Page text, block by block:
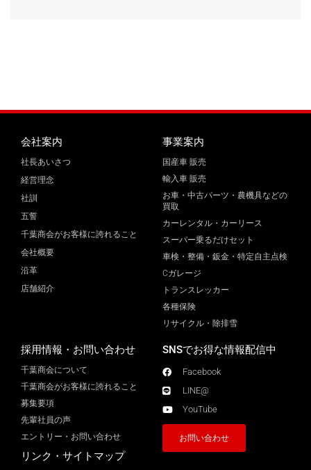
会社案内
社長あいさつ
経営理念
社訓
五誓
千葉商会がお客様に誇れること
会社概要
沿革
店舗紹介
事業案内
国産車 販売
輸入車 販売
お車・中古パーツ・農機具などの
買取
カーレンタル・カーリース
スーパー乗るだけセット
車検・整備・鈑金・特定自主点検
Cガレージ
トランスレッカー
各種保険
リサイクル・除排雪
採用情報・お問い合わせ
千葉商会について
千葉商会がお客様に誇れること​
募集要項
先輩社員の声
エントリー・お問い合わせ
リンク・サイトマップ
SNSでお得な情報配信中
Facebook
LINE@
YouTube
お問い合わせ